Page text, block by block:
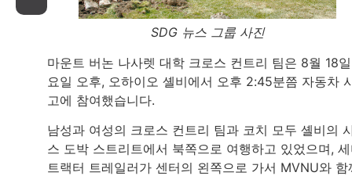
SDG 뉴스 그룹 사진
마운트 버논 나사렛 대학 크로스 컨트리 팀은 8월 18
요일 오후, 오하이오 셸비에서 오후 2:45분쯤 자동차
고에 참여했습니다.
남성과 여성의 크로스 컨트리 팀과 코치 모두 셸비의
스 도박 스트리트에서 북쪽으로 여행하고 있었으며,
트랙터 트레일러가 센터의 왼쪽으로 가서 MVNU와 함